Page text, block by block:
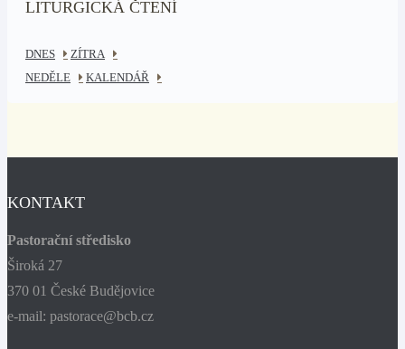
LITURGICKÁ ČTENÍ
DNES
ZÍTRA
NEDĚLE
KALENDÁŘ
KONTAKT
Pastorační středisko
Široká 27
370 01 České Budějovice
e-mail: pastorace@bcb.cz